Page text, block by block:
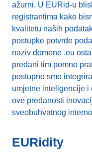
ažurni. U EURid-u
registrantima kako
kvalitetu naših
postupke potvrde
naziv domene .eu
predani tim pomno
postupno smo
umjetne inteligencije i
ove predanosti
sveobuhvatnog
EURidity